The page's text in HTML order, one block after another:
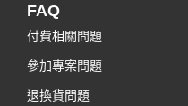
FAQ
付費相關問題
參加專案問題
退換貨問題